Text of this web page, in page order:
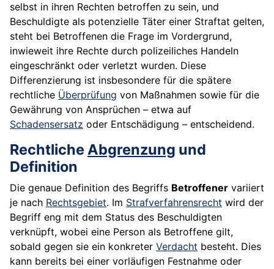
selbst in ihren Rechten betroffen zu sein, und
Beschuldigte als potenzielle Täter einer Straftat gelten,
steht bei Betroffenen die Frage im Vordergrund,
inwieweit ihre Rechte durch polizeiliches Handeln
eingeschränkt oder verletzt wurden. Diese
Differenzierung ist insbesondere für die spätere
rechtliche Überprüfung von Maßnahmen sowie für die
Gewährung von Ansprüchen – etwa auf
Schadensersatz oder Entschädigung – entscheidend.
Rechtliche Abgrenzung und
Definition
Die genaue Definition des Begriffs Betroffener variiert
je nach Rechtsgebiet. Im Strafverfahrensrecht wird der
Begriff eng mit dem Status des Beschuldigten
verknüpft, wobei eine Person als Betroffene gilt,
sobald gegen sie ein konkreter Verdacht besteht. Dies
kann bereits bei einer vorläufigen Festnahme oder